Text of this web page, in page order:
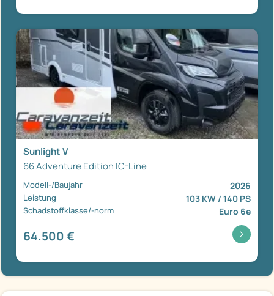
Sunlight V
66 Adventure Edition IC-Line
Modell-/Baujahr 2026
Leistung 103 KW / 140 PS
Schadstoffklasse/-norm Euro 6e
64.500 €